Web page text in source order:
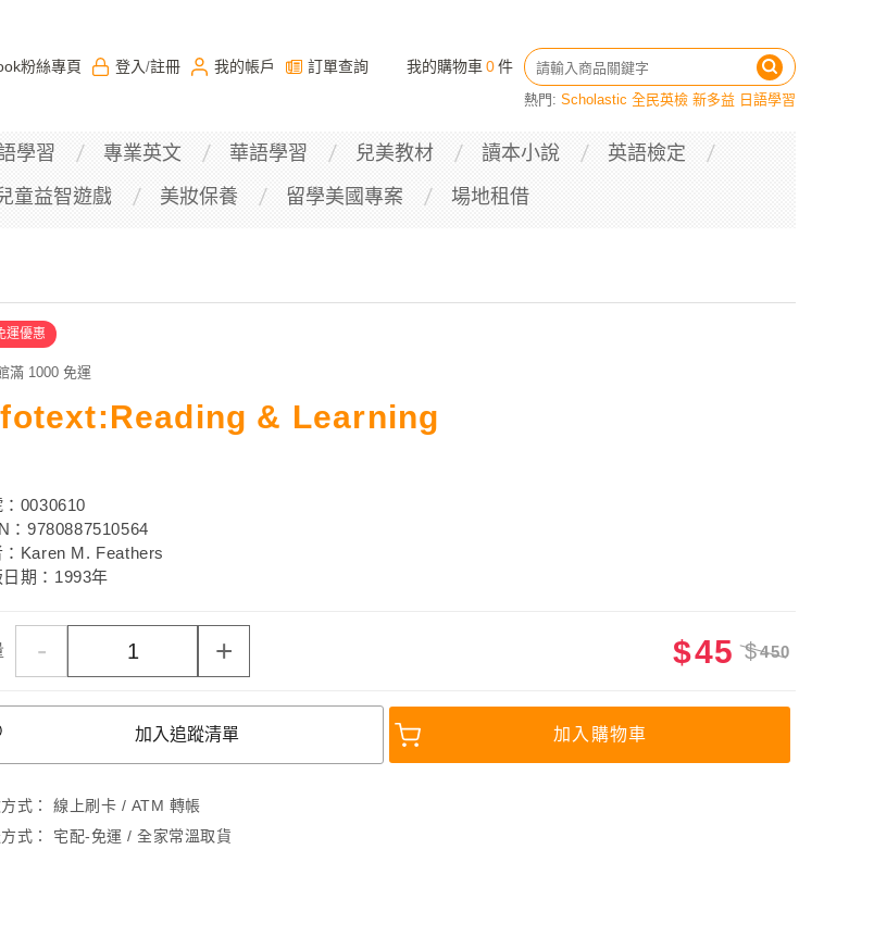
粉絲專頁 登入 /註冊 我的帳戶 訂單查詢 我的購物車 0件
熱門: Scholastic 全民英檢 新多益 日語學習
學習 專業英文 華語學習 兒美教材 讀本小說
英語檢定
童益智遊戲 美妝保養 留學美國專案 場地租借
運優惠
滿 1000 免運
& Learning
0030610
：9780887510564
：Karen M. Feathers
日期：1993年
- + $45 $450
加入追蹤清單 加入購物車
式：
線上刷卡 / ATM 轉帳
式：
宅配-免運 / 全家常溫取貨